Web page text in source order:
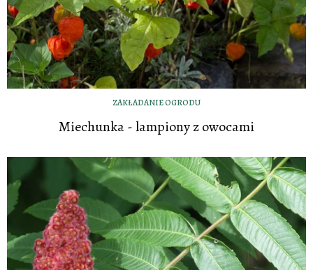
ZAKŁADANIE OGRODU
Miechunka - lampiony z owocami